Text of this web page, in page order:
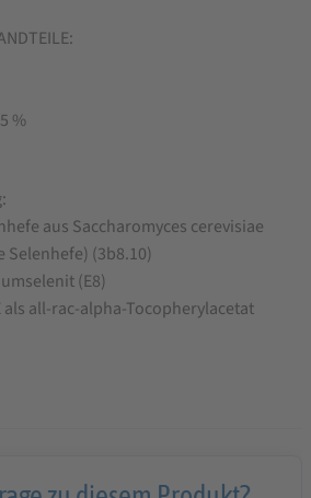
%
aus Saccharomyces cerevisiae
Selenhefe) (3b8.10)
(E8)
als all-rac-alpha-Tocopherylacetat